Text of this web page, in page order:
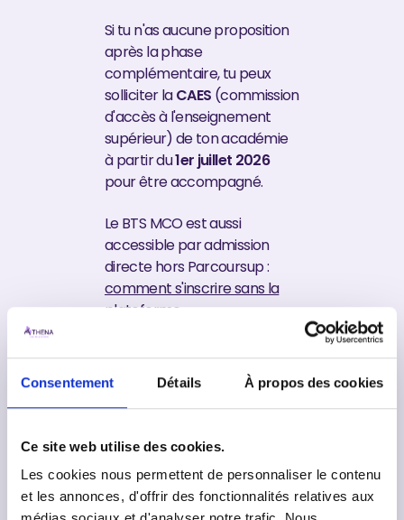
Consentement Détails À propos des cookies
Ce site web utilise des cookies.
Les cookies nous permettent de personnaliser le contenu
et les annonces, d'offrir des fonctionnalités relatives aux
Si tu n'as aucune proposition
après la phase
complémentaire, tu peux
solliciter laCAES (commission
d'accès à l'enseignement
supérieur) de ton académie
à partir du1er juillet 2026
pour être accompagné.
Le BTS MCO est aussi
accessible par admission
directe hors Parcoursup :
comment s'inscrire sans la
plateforme.
confonds pas refus et fin de
parcours. Chaque année, une
en BTS MCO intègre leur
complémentaire ou via des
vœux en apprentissage